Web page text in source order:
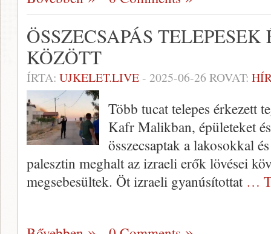
ÖSSZECSAPÁS
KÖZÖTT
ÍRTA: UJKELET.LIVE- 2025-06-26 ROVAT:
Több tucat telepes érkezett
Kafr Malikban, épületeket
összecsaptak a lakosokkal
palesztin meghalt az izraeli erők lövései
megsebesültek. Öt izraeli gyanúsítottat …